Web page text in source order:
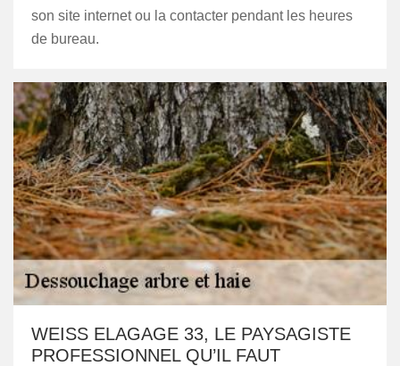
son site internet ou la contacter pendant les heures
de bureau.
WEISS ELAGAGE 33, LE PAYSAGISTE
PROFESSIONNEL QU’IL FAUT